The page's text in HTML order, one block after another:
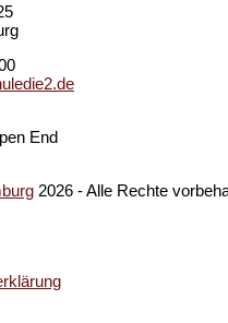
End
2026 - Alle Rechte